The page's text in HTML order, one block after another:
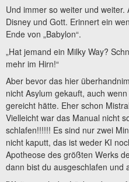
Und immer so weiter und
Disney und Gott. Erinnert ein
Ende von „Babylon“.
„Hat jemand ein Milky Way?
mehr im Hirn!“
Aber bevor das hier
nicht Asylum gekauft, auch
gereicht hätte. Eher schon
Vielleicht war das Manual nicht
schlafen!!!!!! Es sind nur zwei
nicht kaputt, das ist weder KI
Apotheose des größten Werks
dann bist du ausgeschlafen und